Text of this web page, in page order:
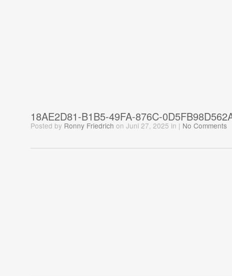
18AE2D81-B1B5-49FA-876C-
Posted by Ronny Friedrich on Juni 27, 2025 in | No Comments